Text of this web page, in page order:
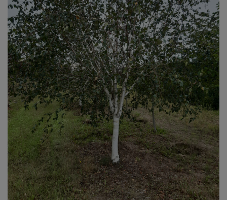
zautomatyzowany oraz nie będą podlegały
profilowaniu. Zapewniamy, że dane osobowe
są przechowywane z zachowaniem wszelakiej
staranności i dbałości o ich bezpieczeństwo.